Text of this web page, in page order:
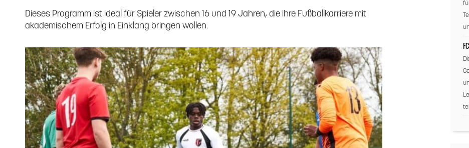
Dieses Programm ist ideal für Spieler zwischen 16 und 19 Jahren, die ihre Fußballkarriere mit
akademischem Erfolg in Einklang bringen wollen.